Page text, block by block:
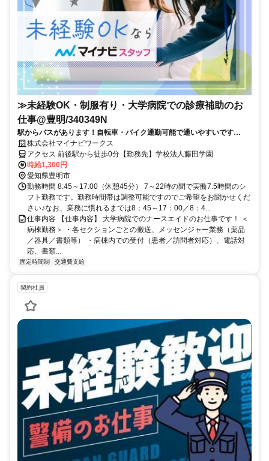
≫未経験OK・制服有り・大学病院での診療補助のお
仕事@豊明/340349N
駅からバスがあります！自転車・バイク通勤可能で通いやすいです
よ！ ＊残業ナシ＊人気の大学病院での長期のお仕事です！土曜日勤
務、勤務時間は相談OKです◎気になる方はお早めにお問い合わせくださ
い！
株式会社マイナビワークス
アクセス 前後駅から徒歩0分【勤務先】学校法人藤田学園
時給1,300円
愛知県豊明市
勤務時間 8:45～17:00（休憩45分） 7～22時の間で実働7.5時間のシ
フト勤務です。勤務時間帯は調整可能ですのでご希望をお聞かせくだ
さい♪なお、業務に慣れるまでは8：45～17：00／8：4...
仕事内容 【仕事内容】 大学病院でのナースエイドのお仕事です！ ＜
病棟勤務＞ ・各セクションごとの搬送、メッセンジャー業務（薬品
／器具／書類等） ・病棟内での受付（患者／訪問者対応）、電話対
応、書類...
固定時間制 交通費支給
契約社員